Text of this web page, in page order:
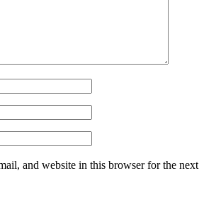
and website in this browser for the next